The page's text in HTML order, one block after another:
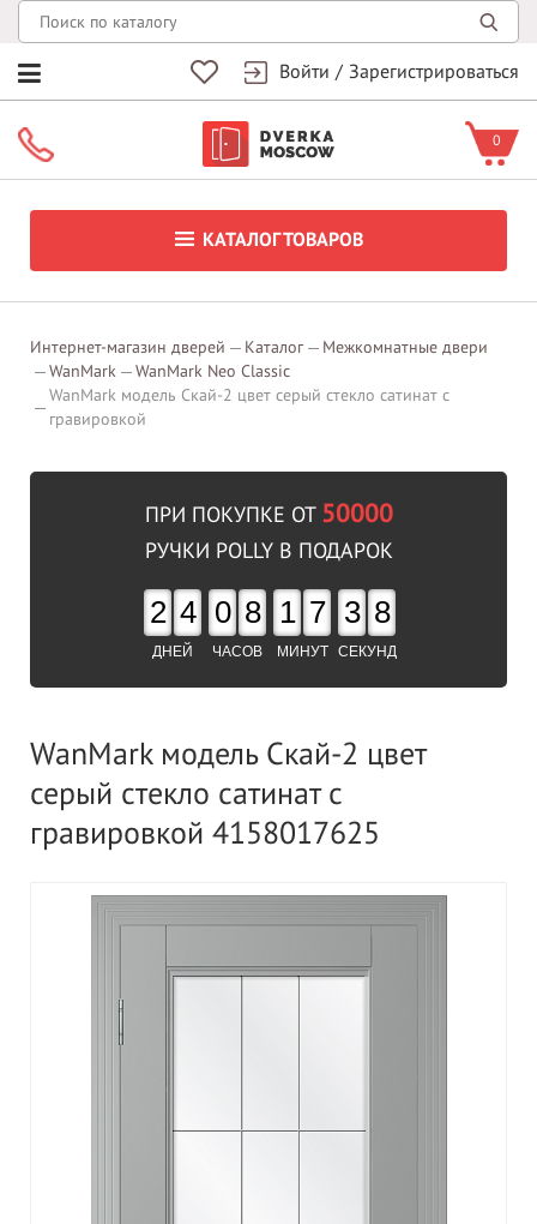
Войти / Зарегистрироваться
0
КАТАЛОГ ТОВАРОВ
Интернет-магазин дверей Каталог
Межкомнатные двери
WanMark
WanMark Neo Classic
WanMark модель Скай-2 цвет серый стекло сатинат с
гравировкой
ПРИ ПОКУПКЕ ОТ 50000
РУЧКИ POLLY В ПОДАРОК
2 4
ДНЕЙ
0 8
ЧАСОВ
1 7
МИНУТ
3 8
СЕКУНД
WanMark модель Скай-2 цвет
серый стекло сатинат с
гравировкой 4158017625